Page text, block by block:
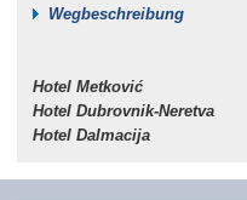
Wegbeschreibung
Hotel Metković
Hotel Dubrovnik-Neretva
Hotel Dalmacija